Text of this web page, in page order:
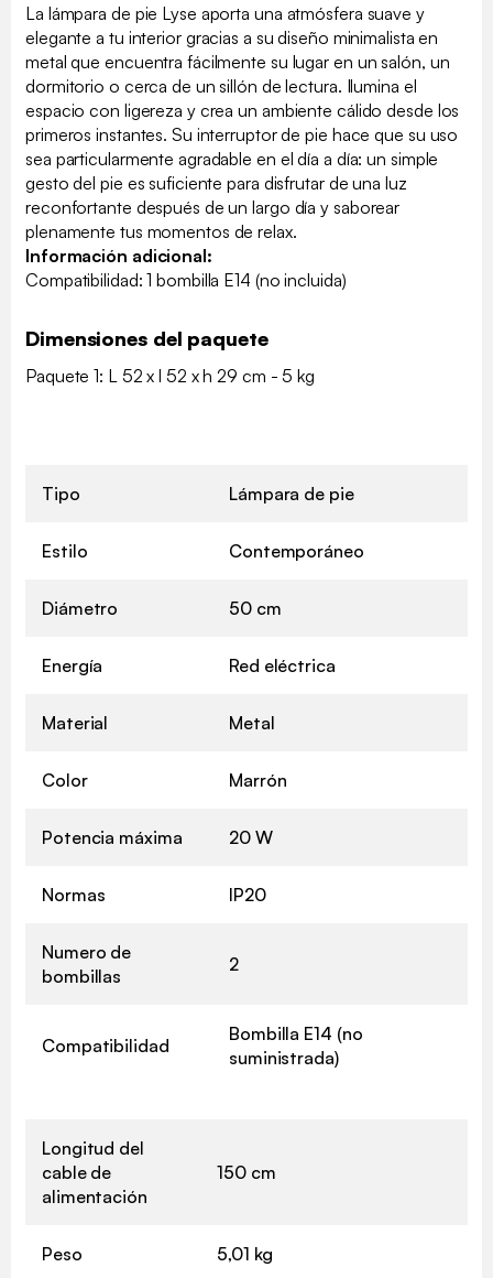
La lámpara de pie Lyse aporta una atmósfera suave y
elegante a tu interior gracias a su diseño minimalista en
metal que encuentra fácilmente su lugar en un salón, un
dormitorio o cerca de un sillón de lectura. Ilumina el
espacio con ligereza y crea un ambiente cálido desde los
primeros instantes. Su interruptor de pie hace que su uso
sea particularmente agradable en el día a día: un simple
gesto del pie es suficiente para disfrutar de una luz
reconfortante después de un largo día y saborear
plenamente tus momentos de relax.
Información adicional:
Compatibilidad: 1 bombilla E14 (no incluida)
Dimensiones del paquete
Paquete 1: L 52 x l 52 x h 29 cm - 5 kg
Tipo Lámpara de pie
Estilo Contemporáneo
Diámetro 50 cm
Energía Red eléctrica
Material Metal
Color Marrón
Potencia máxima 20 W
Normas IP20
Numero de
bombillas
2
Compatibilidad
Bombilla E14 (no
suministrada)
Longitud del
cable de
alimentación
150 cm
Peso 5,01 kg